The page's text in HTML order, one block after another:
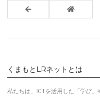
くまもとLRネットとは
私たちは、ICTを活用した「学び」